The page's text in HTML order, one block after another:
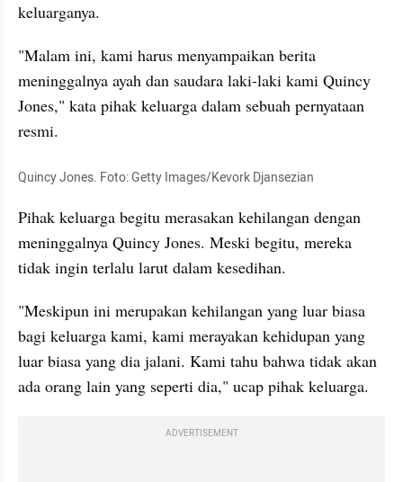
keluarganya.
"Malam ini, kami harus menyampaikan berita
meninggalnya ayah dan saudara laki-laki kami Quincy
Jones," kata pihak keluarga dalam sebuah pernyataan
resmi.
Quincy Jones. Foto: Getty Images/Kevork Djansezian
Pihak keluarga begitu merasakan kehilangan dengan
meninggalnya Quincy Jones. Meski begitu, mereka
tidak ingin terlalu larut dalam kesedihan.
"Meskipun ini merupakan kehilangan yang luar biasa
bagi keluarga kami, kami merayakan kehidupan yang
luar biasa yang dia jalani. Kami tahu bahwa tidak akan
ada orang lain yang seperti dia," ucap pihak keluarga.
ADVERTISEMENT